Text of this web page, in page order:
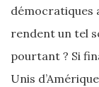
démocratiques
rendent un tel
pourtant ? Si
Unis